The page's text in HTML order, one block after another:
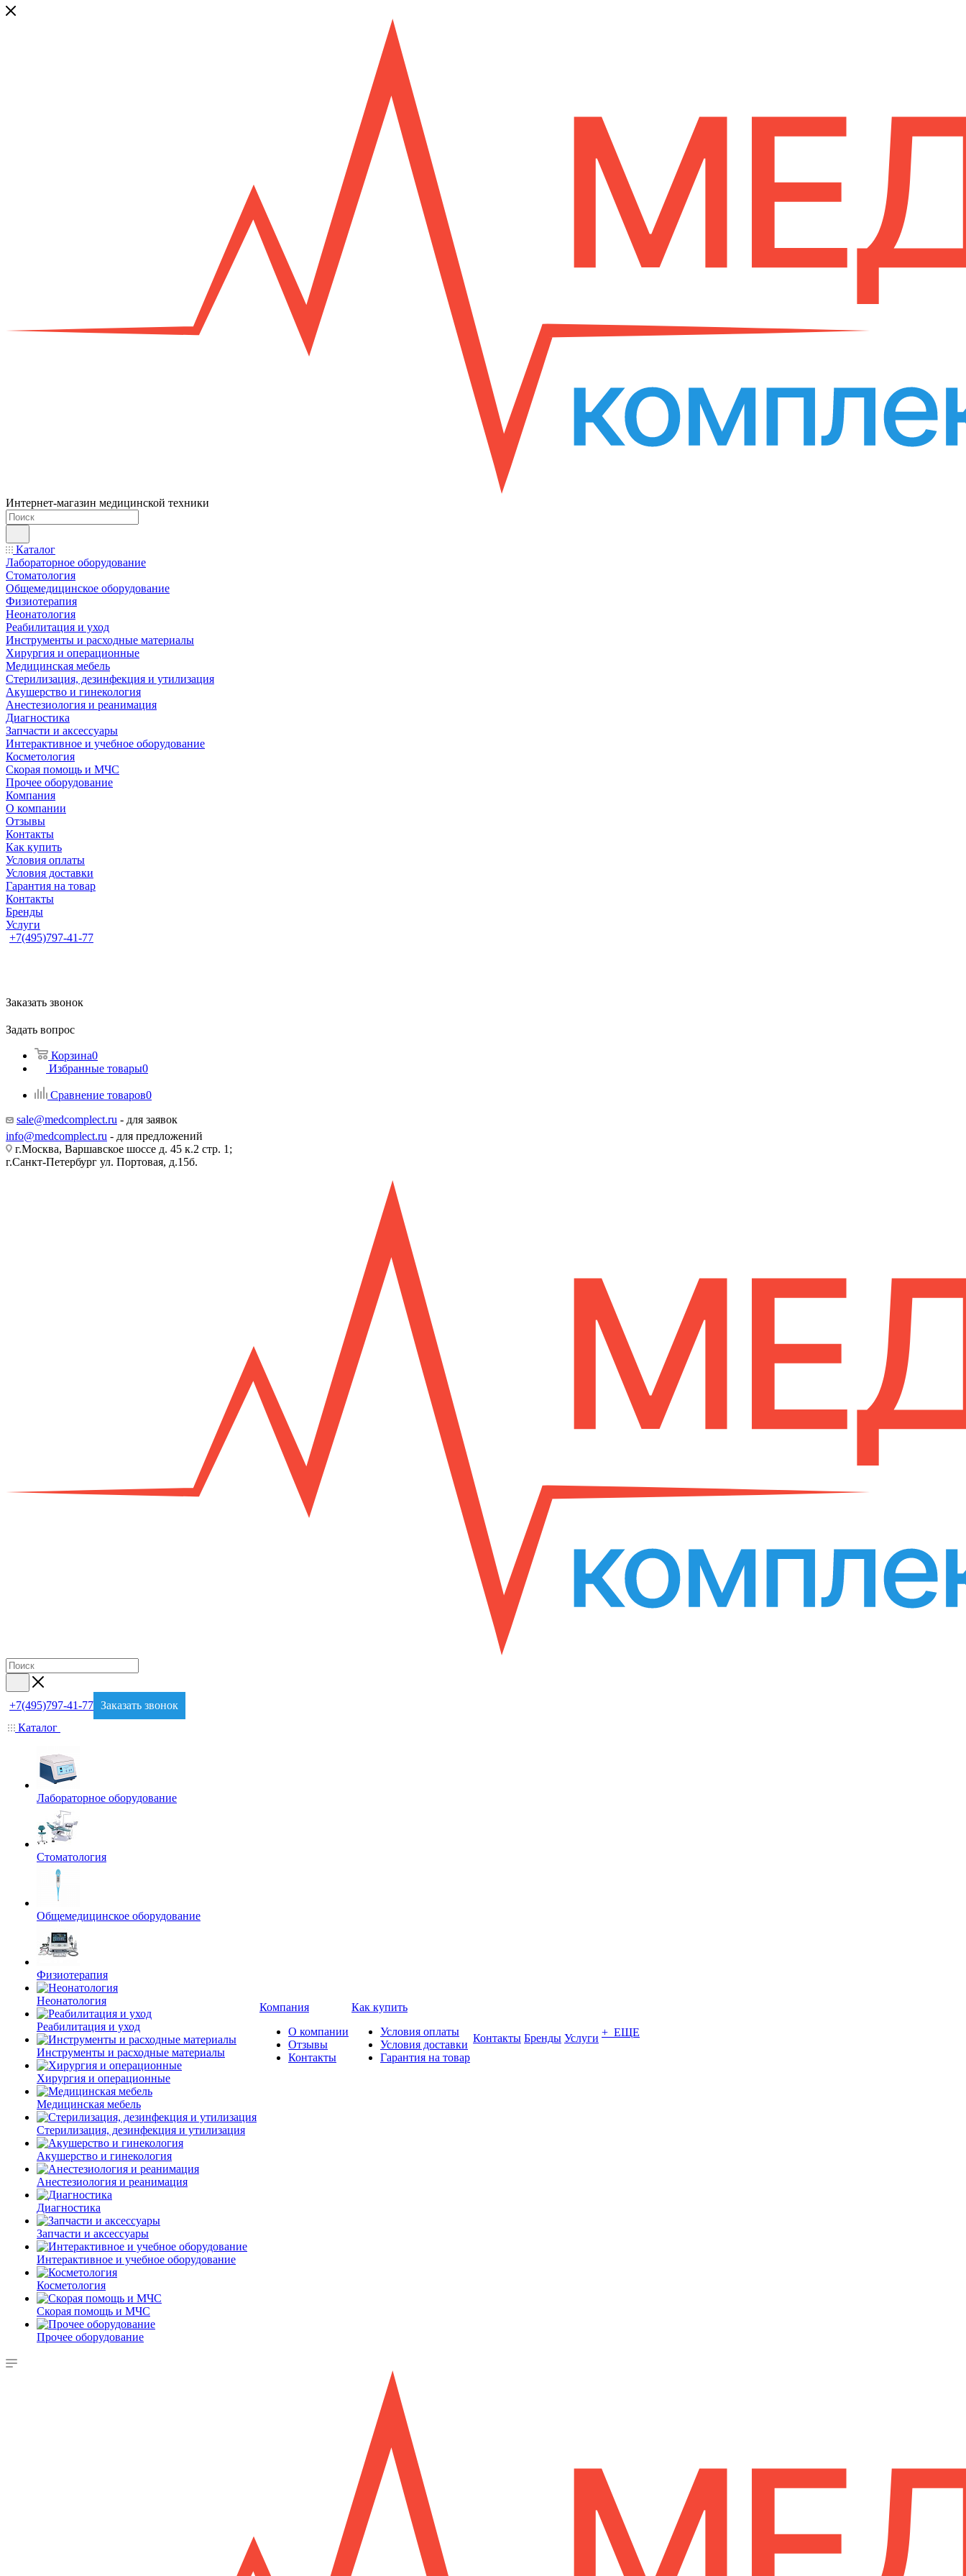
Интернет-магазин медицинской техники
Каталог
Лабораторное оборудование
Стоматология
Общемедицинское оборудование
Физиотерапия
Неонатология
Реабилитация и уход
Инструменты и расходные материалы
Хирургия и операционные
Медицинская мебель
Стерилизация, дезинфекция и утилизация
Акушерство и гинекология
Анестезиология и реанимация
Диагностика
Запчасти и аксессуары
Интерактивное и учебное оборудование
Косметология
Скорая помощь и МЧС
Прочее оборудование
Компания
О компании
Отзывы
Контакты
Как купить
Условия оплаты
Условия доставки
Гарантия на товар
Контакты
Бренды
Услуги
+7(495)797-41-77
Заказать звонок
Задать вопрос
Корзина0
Избранные товары0
Сравнение товаров0
sale@medcomplect.ru - для заявок
info@medcomplect.ru - для предложений
г.Москва, Варшавское шоссе д. 45 к.2 стр. 1;
г.Санкт-Петербург ул. Портовая, д.15б.
+7(495)797-41-77 Заказать звонок
Каталог
Лабораторное оборудование
Стоматология
Общемедицинское оборудование
Физиотерапия
Неонатология
Реабилитация и уход
Инструменты и расходные материалы
Хирургия и операционные
Медицинская мебель
Стерилизация, дезинфекция и утилизация
Акушерство и гинекология
Анестезиология и реанимация
Диагностика
Запчасти и аксессуары
Интерактивное и учебное оборудование
Косметология
Скорая помощь и МЧС
Прочее оборудование
Компания
О компании
Отзывы
Контакты
Как купить
Условия оплаты
Условия доставки
Гарантия на товар
Контакты Бренды Услуги + ЕЩЕ